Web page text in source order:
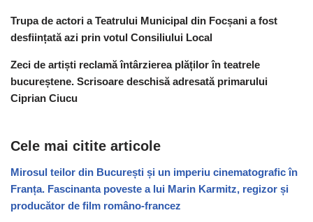
Trupa de actori a Teatrului Municipal din Focșani a fost
desființată azi prin votul Consiliului Local
Zeci de artiști reclamă întârzierea plăților în teatrele
bucureștene. Scrisoare deschisă adresată primarului
Ciprian Ciucu
Cele mai citite articole
Mirosul teilor din București și un imperiu cinematografic în
Franța. Fascinanta poveste a lui Marin Karmitz, regizor și
producător de film româno-francez